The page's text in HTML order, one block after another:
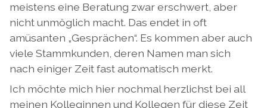
meistens eine Beratung zwar erschwert, aber
nicht unmöglich macht. Das endet in oft
amüsanten „Gesprächen“. Es kommen aber auch
viele Stammkunden, deren Namen man sich
nach einiger Zeit fast automatisch merkt.
Ich möchte mich hier nochmal herzlichst bei all
meinen Kolleginnen und Kollegen für diese Zeit